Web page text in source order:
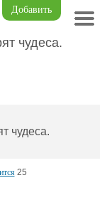
Добавить
чудеса.
чудеса.
25